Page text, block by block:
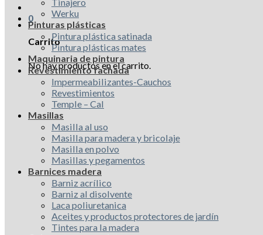
0
Carrito
No hay productos en el carrito.
Werku
Pinturas plásticas
Pintura plástica satinada
Pintura plásticas mates
Maquinaria de pintura
Revestimiento fachada
Impermeabilizantes-Cauchos
Revestimientos
Temple – Cal
Masillas
Masilla al uso
Masilla para madera y bricolaje
Masilla en polvo
Masillas y pegamentos
Barnices madera
Barniz acrílico
Barniz al disolvente
Laca poliuretanica
Aceites y productos protectores de jardín
Tintes para la madera